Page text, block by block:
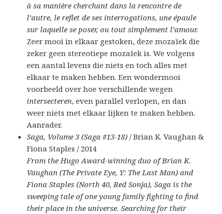
à sa manière cherchant dans la rencontre de
l’autre, le reflet de ses interrogations, une épaule
sur laquelle se poser, ou tout simplement l’amour.
Zeer mooi in elkaar gestoken, deze mozaïek die
zeker geen stereotiepe mozaïek is. We volgens
een aantal levens die niets en toch alles met
elkaar te maken hebben. Een wondermooi
voorbeeld over hoe verschillende wegen
intersecteren, even parallel verlopen, en dan
weer niets met elkaar lijken te maken hebben.
Aanrader.
Saga, Volume 3 (Saga #13-18) / Brian K. Vaughan &
Fiona Staples / 2014
From the Hugo Award-winning duo of Brian K.
Vaughan (The Private Eye, Y: The Last Man) and
Fiona Staples (North 40, Red Sonja), Saga is the
sweeping tale of one young family fighting to find
their place in the universe. Searching for their